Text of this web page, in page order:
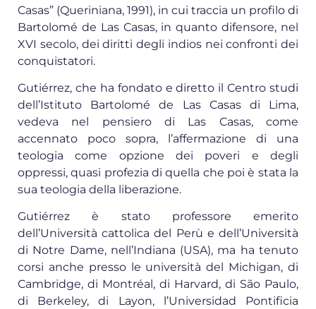
Casas” (Queriniana, 1991), in cui traccia un profilo di
Bartolomé de Las Casas, in quanto difensore, nel
XVI secolo, dei diritti degli indios nei confronti dei
conquistatori.
Gutiérrez, che ha fondato e diretto il Centro studi
dell’Istituto Bartolomé de Las Casas di Lima,
vedeva nel pensiero di Las Casas, come
accennato poco sopra, l’affermazione di una
teologia come opzione dei poveri e degli
oppressi, quasi profezia di quella che poi è stata la
sua teologia della liberazione.
Gutiérrez è stato professore emerito
dell’Università cattolica del Perù e dell’Università
di Notre Dame, nell’Indiana (USA), ma ha tenuto
corsi anche presso le università del Michigan, di
Cambridge, di Montréal, di Harvard, di São Paulo,
di Berkeley, di Layon, l’Universidad Pontificia